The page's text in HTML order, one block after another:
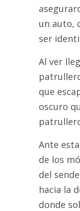
un auto,
ser
Al ver
que
oscuro
Ante
de los
del
hacia la
donde